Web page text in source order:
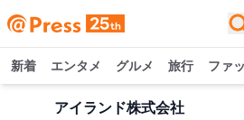
新着 エンタメ グルメ 旅行 ファ
アイランド株式会社